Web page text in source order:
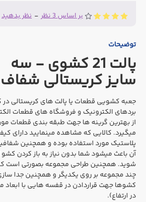
بر اساس 3 نظر - نظر بدهید
توضیحات
پالت 21 کشوی - سه
سایز کریستالی شفاف
جعبه کشویی قطعات یا پالت های کریستالی در
بردهای الکترونیک و فروشگاه های قطعات
از بهترین گرینه ها جهت طبقه بندی قطعات
میگیرد. کالایی که مشاهده مینمایید دارای
پلاستیک مورد استفاده بوده و همچنین
آن باعث میشود شما بدون نیاز به باز کردن
شوید. همچنین طراحی مجموعه بصورتی است
چند مجموعه بر روی یکدیگر و همچنین جدا
کشوها جهت قراردادن در قفسه هایی با ابعاد
در ارتفاع).